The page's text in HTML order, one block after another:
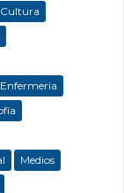
Cultura
Enfermeria
Medios